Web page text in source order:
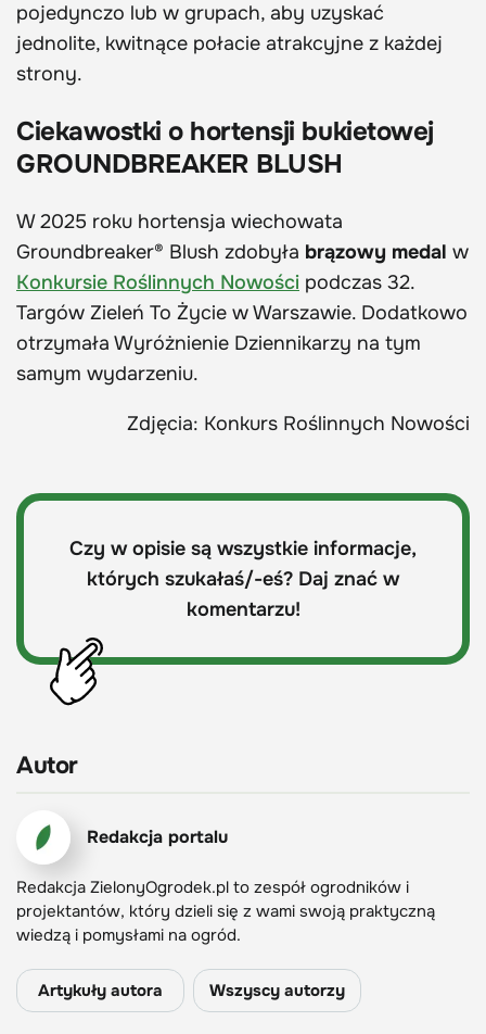
pojedynczo lub w grupach, aby uzyskać
jednolite, kwitnące połacie atrakcyjne z każdej
strony.
Ciekawostki o hortensji bukietowej
GROUNDBREAKER BLUSH
W 2025 roku hortensja wiechowata
Groundbreaker® Blush zdobyła brązowy medal w
Konkursie Roślinnych Nowości podczas 32.
Targów Zieleń To Życie w Warszawie. Dodatkowo
otrzymała Wyróżnienie Dziennikarzy na tym
samym wydarzeniu.
Zdjęcia: Konkurs Roślinnych Nowości
Czy w opisie są wszystkie informacje,
których szukałaś/-eś? Daj znać w
komentarzu!
Autor
Redakcja portalu
Redakcja ZielonyOgrodek.pl to zespół ogrodników i
projektantów, który dzieli się z wami swoją praktyczną
wiedzą i pomysłami na ogród.
Artykuły autora Wszyscy autorzy